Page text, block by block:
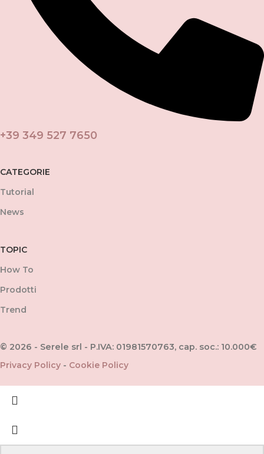
+39 349 527 7650
CATEGORIE
Tutorial
News
TOPIC
How To
Prodotti
Trend
© 2026 - Serele srl - P.IVA: 01981570763, cap. soc.: 10.000€
Privacy Policy - Cookie Policy